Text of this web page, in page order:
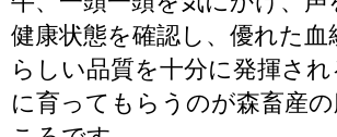
健康状態を確認し、優れた
らしい品質を十分に発揮さ
に育ってもらうのが森畜産